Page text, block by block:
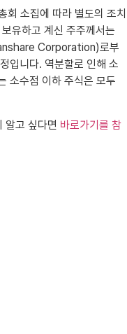
회 소집에 따라 별도의 조치
유하고 계신 주주께서는
Corporation)로부
입니다. 역분할로 인해 소
소수점 이하 주식은 모두
알고 싶다면 바로가기를 참